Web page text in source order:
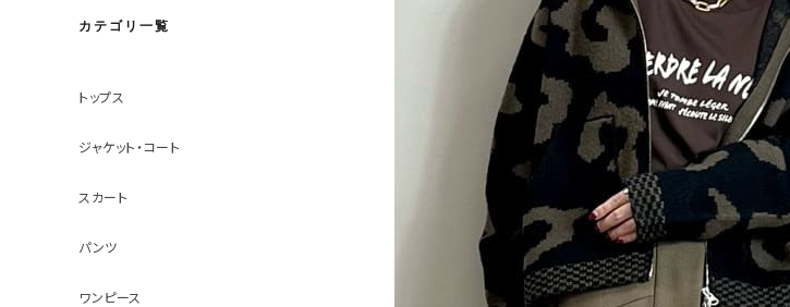
カテゴリ一覧
トップス
ジャケット・コート
スカート
パンツ
ワンピース